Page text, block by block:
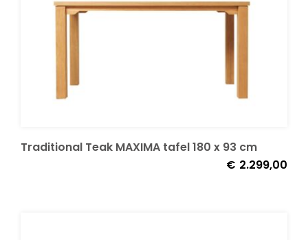
Traditional Teak MAXIMA tafel 180 x 93 cm
€ 2.299,00